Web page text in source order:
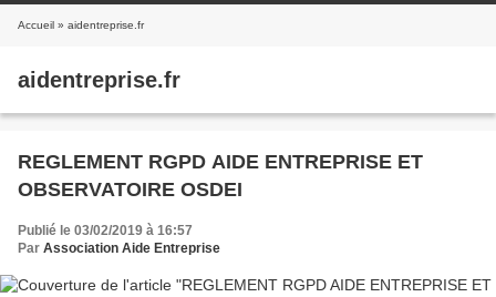
Accueil » aidentreprise.fr
aidentreprise.fr
REGLEMENT RGPD AIDE ENTREPRISE ET
OBSERVATOIRE OSDEI
Publié le 03/02/2019 à 16:57
Par Association Aide Entreprise